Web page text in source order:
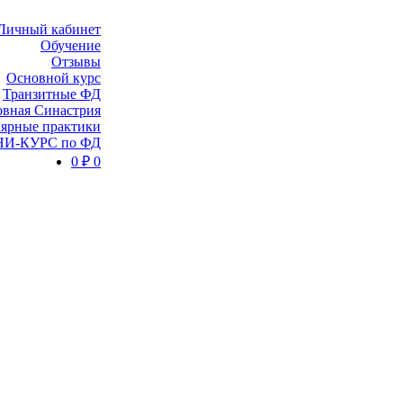
кабинет
Обучение
Отзывы
Основной курс
Транзитные ФД
Синастрия
практики
КУРС по ФД
0 ₽ 0